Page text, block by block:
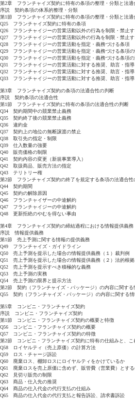
第2章 フランチャイズ契約に特有の条項の整理・分類と法適
序説 契約条項の体系的整理・分類
第1節 フランチャイズ契約に特有の条項の整理・分類と法適
Q25 フランチャイズ契約に特有の条項
Q26 フランチャイジーの営業活動以外の行為を制限・禁止
Q27 フランチャイジーの営業活動以外の行為を制限・禁止
Q28 フランチャイジーの営業活動を指定・義務づける条項
Q29 フランチャイジーの営業活動を指定・義務づける条項
Q30 フランチャイジーの営業活動を指定・義務づける条項
Q31 フランチャイジーの営業活動に対する推奨、助言・指
Q32 フランチャイジーの営業活動に対する推奨、助言・指
Q33 フランチャイジーの営業活動に対する推奨、助言・指
第3章 フランチャイズ契約の条項の法適合性の判断
序説 契約条項の法適合性
第1節 フランチャイズ契約に特有の条項の法適合性の判断
Q34 契約期間中の競業禁止義務
Q35 契約終了後の競業禁止義務
Q36 違約金
Q37 契約上の地位の無断譲渡の禁止
Q38 取引先の指定・制限
Q39 仕入数量の強要
Q40 販売価格の制限
Q41 契約内容の変更（新規事業導入）
Q42 取扱商品、販売方法の指定
Q43 テリトリー権
第2節 フランチャイズ契約の終了を規定する条項の法適合性
Q44 契約期間
Q45 契約の解除原因
Q46 フランチャイザーの中途解約
Q47 フランチャイジーの中途解約
Q48 更新拒絶のやむを得ない事由
第4章 フランチャイズ契約の締結過程における情報提供義務
序説 情報提供義務
第1節 売上予測に関する情報の提供義務
Q49 フランチャイズ・ガイドライン
Q50 売上予測を提示した場合の情報提供義務（１）裁判例
Q51 売上予測を提示した場合の情報提供義務（２）法的根拠
Q52 売上予測を提示すべき積極的な義務
Q53 売上予測の実務
Q54 売上予測の限界と提示方法
第2節 契約（フランチャイズ・パッケージ）の内容に関する
Q55 契約（フランチャイズ・パッケージ）の内容に関する
第5章 コンビニ・フランチャイズ契約
序説 コンビニ・フランチャイズ契約
第1節 コンビニ・フランチャイズ契約の概要と特徴
Q56 コンビニ・フランチャイズ契約の概要
Q57 コンビニ・フランチャイズ契約の特徴
第2節 コンビニ・フランチャイズ契約に特有の仕組みと、こ
Q58 ロイヤルティ（売上原価）の計算方法
Q59 ロス・チャージ訴訟
Q60 廃棄ロス、棚卸ロスにロイヤルティをかけているか
Q61 廃棄ロスを売上原価に含めず、販管費（営業費）とす
Q62 見切り販売の制限
Q63 商品・仕入先の推奨
Q64 商品の仕入代金の代行支払の仕組み
Q65 商品の仕入代金の代行支払と報告訴訟、請求書訴訟